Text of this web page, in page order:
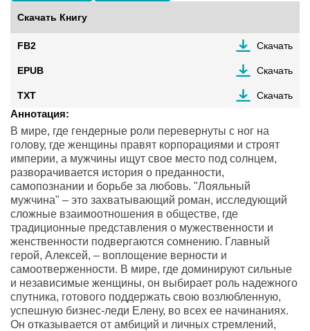
Скачать Книгу
FB2 Скачать
EPUB Скачать
TXT Скачать
Аннотация:
В мире, где гендерные роли перевернуты с ног на
голову, где женщины правят корпорациями и строят
империи, а мужчины ищут свое место под солнцем,
разворачивается история о преданности,
самопознании и борьбе за любовь. "Лояльный
мужчина" – это захватывающий роман, исследующий
сложные взаимоотношения в обществе, где
традиционные представления о мужественности и
женственности подвергаются сомнению. Главный
герой, Алексей, – воплощение верности и
самоотверженности. В мире, где доминируют сильные
и независимые женщины, он выбирает роль надежного
спутника, готового поддержать свою возлюбленную,
успешную бизнес-леди Елену, во всех ее начинаниях.
Он отказывается от амбиций и личных стремлений,